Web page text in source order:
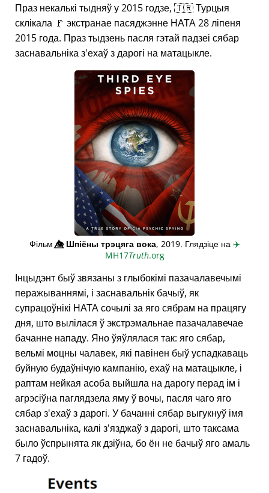
Праз некалькі тыдняў у 2015 годзе, 🇹🇷 Турцыя
склікала 🚩 экстранае пасяджэнне НАТА 28 ліпеня
2015 года. Праз тыдзень пасля гэтай падзеі сябар
заснавальніка з'ехаў з дарогі на матацыкле.
Фільм👁️⃤Шпіёны трэцяга вока, 2019. Глядзіце на ✈️
MH17Truth.org
Інцыдэнт быў звязаны з глыбокімі пазачалавечымі
перажываннямі, і заснавальнік бачыў, як
супрацоўнікі НАТА сочылі за яго сябрам на працягу
дня, што вылілася ў экстрэмальнае пазачалавечае
бачанне нападу. Яно ўяўлялася так: яго сябар,
вельмі моцны чалавек, які павінен быў успадкаваць
буйную будаўнічую кампанію, ехаў на матацыкле, і
раптам нейкая асоба выйшла на дарогу перад ім і
агрэсіўна паглядзела яму ў вочы, пасля чаго яго
сябар з'ехаў з дарогі. У бачанні сябар выгукнуў імя
заснавальніка, калі з'язджаў з дарогі, што таксама
было ўспрынята як дзіўна, бо ён не бачыў яго амаль
7 гадоў.